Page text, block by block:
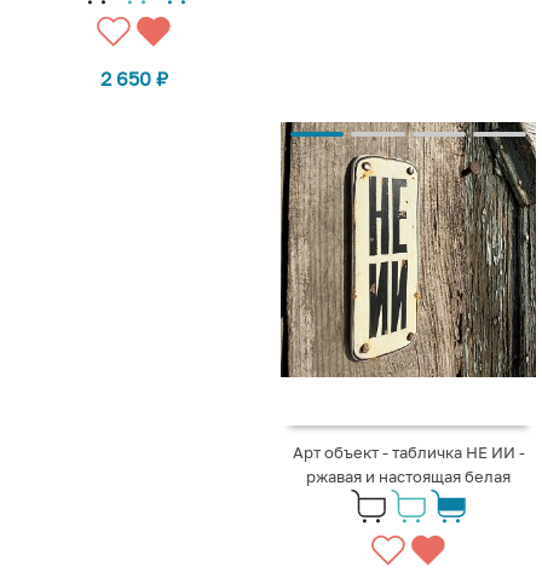
2 650 ₽
Арт объект - табличка НЕ ИИ -
ржавая и настоящая белая